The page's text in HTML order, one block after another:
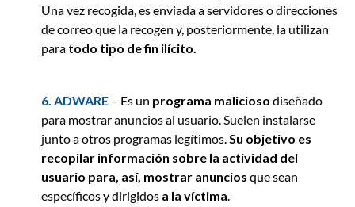
Una vez recogida, es enviada a servidores o direcciones
de correo que la recogen y, posteriormente, la utilizan
para todo tipo de fin ilícito.
6. ADWARE – Es un programa malicioso diseñado
para mostrar anuncios al usuario. Suelen instalarse
junto a otros programas legítimos. Su objetivo es
recopilar información sobre la actividad del
usuario para, así, mostrar anuncios que sean
específicos y dirigidos a la víctima